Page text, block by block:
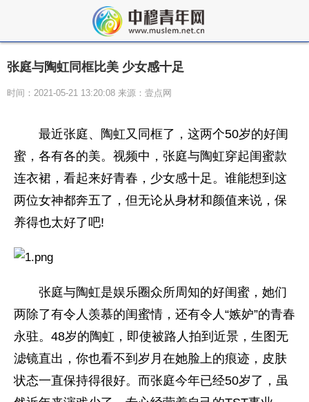
张庭与陶虹同框比美 少女感十足
时间：2021-05-21 13:20:08 来源：壹点网
最近张庭、陶虹又同框了，这两个50岁的好闺
蜜，各有各的美。视频中，张庭与陶虹穿起闺蜜款
连衣裙，看起来好青春，少女感十足。谁能想到这
两位女神都奔五了，但无论从身材和颜值来说，保
养得也太好了吧!
张庭与陶虹是娱乐圈众所周知的好闺蜜，她们
两除了有令人羡慕的闺蜜情，还有令人“嫉妒”的青春
永驻。48岁的陶虹，即使被路人拍到近景，生图无
滤镜直出，你也看不到岁月在她脸上的痕迹，皮肤
状态一直保持得很好。而张庭今年已经50岁了，虽